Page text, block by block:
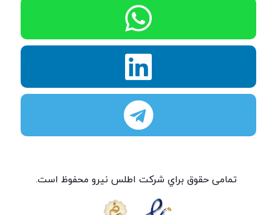
تمامی حقوق براي شركت اطلس نيرو محفوظ است.